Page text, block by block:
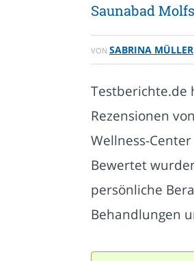
Saunabad
VON SABRINA MÜLLER
Testberichte.de
Rezensionen
Wellness-
Bewertet
persönliche
Behandlungen